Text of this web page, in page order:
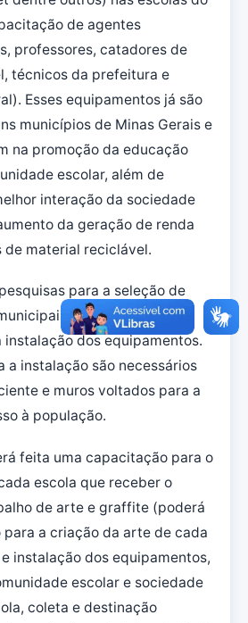
de agentes
professores, catadores de
técnicos da prefeitura e
Esses equipamentos já são
municípios de Minas Gerais e
na promoção da educação
escolar, além de
interação da sociedade
da geração de renda
de material reciclável.
para a seleção de
com as condições
instalação dos equipamentos.
a instalação são necessários
e muros voltados para a
à população.
feita uma capacitação para o
escola que receber o
de arte e graffite (poderá
a criação da arte de cada
instalação dos equipamentos,
escolar e sociedade
coleta e destinação